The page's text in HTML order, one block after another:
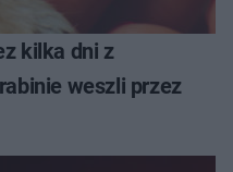
kilka dni z
weszli przez